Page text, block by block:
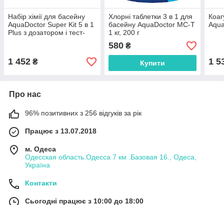
Набір хімії для басейну
AquaDoctor Super Kit 5 в 1
Plus з дозатором і тест-
1 452 ₴
Хлорні таблетки 3 в 1 для
басейну AquaDoctor MC-T
1 кг, 200 г
580₴
Купити 1
Про нас
96% позитивних з 256 відгуків за рік
Працює з 13.07.2018
м. Одеса
Одесская область.Одесса 7 км .Базовая 16., Одеса,
Україна
Контакти
Сьогодні працює з 10:00 до 18:00